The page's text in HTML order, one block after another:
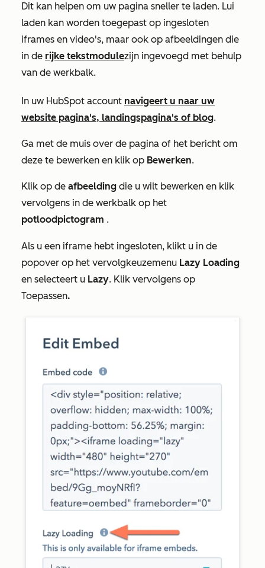
Dit kan helpen om uw pagina sneller te laden. Lui
laden kan worden toegepast op ingesloten
iframes en video's, maar ook op afbeeldingen die
in de rijke tekstmodulezijn ingevoegd met behulp
van de werkbalk.
In uw HubSpot account navigeert u naar uw
website pagina's, landingspagina's of blog.
Ga met de muis over de pagina of het bericht om
deze te bewerken en klik op Bewerken.
Klik op de afbeelding die u wilt bewerken en klik
vervolgens in de werkbalk op het
potloodpictogram .
Als u een iframe hebt ingesloten, klikt u in de
popover op het vervolgkeuzemenu Lazy Loading
en selecteert u Lazy. Klik vervolgens op
Toepassen.